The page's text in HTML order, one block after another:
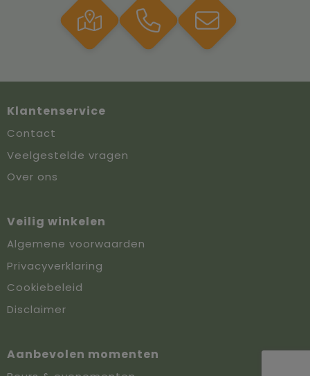
Klantenservice
Contact
Veelgestelde vragen
Over ons
Veilig winkelen
Algemene voorwaarden
Privacyverklaring
Cookiebeleid
Disclaimer
Aanbevolen momenten